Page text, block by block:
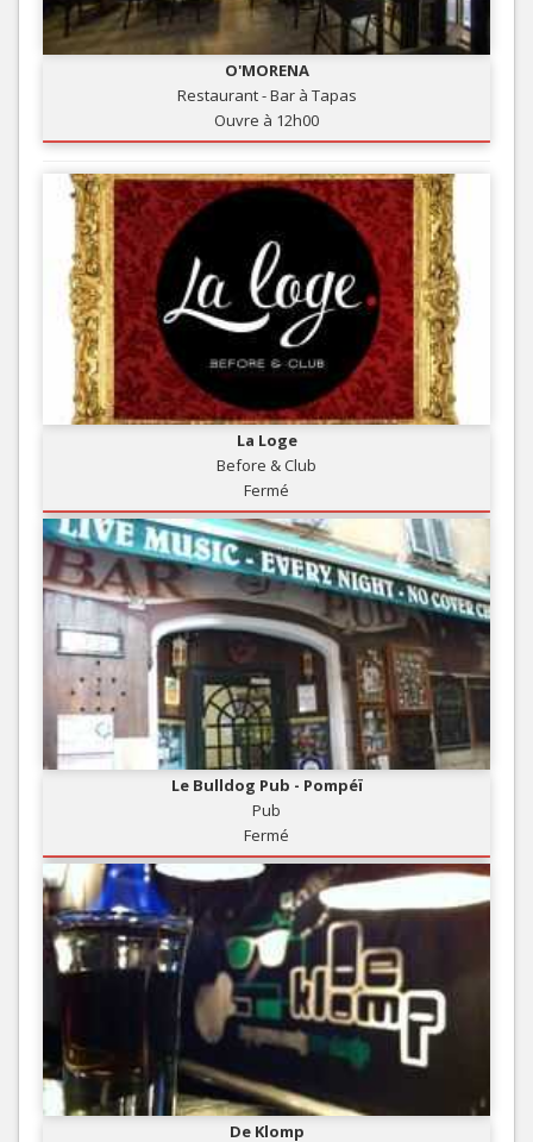
O'MORENA
Restaurant - Bar à Tapas
Ouvre à 12h00
La Loge
Before & Club
Fermé
Le Bulldog Pub - Pompéï
Pub
Fermé
De Klomp